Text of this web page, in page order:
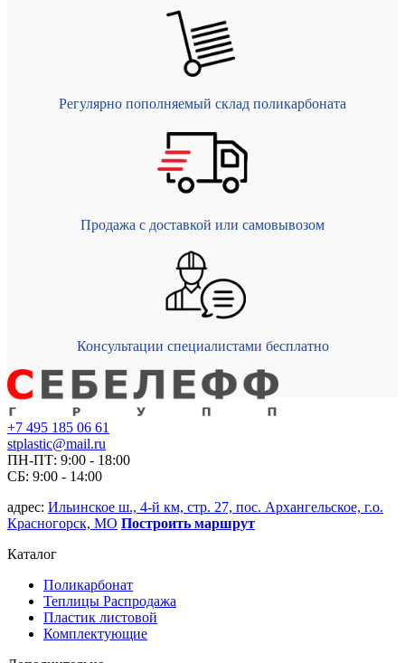
Регулярно пополняемый склад поликарбоната
Продажа с доставкой или самовывозом
Консультации специалистами бесплатно
+7 495 185 06 61
stplastic@mail.ru
ПН-ПТ: 9:00 - 18:00
СБ: 9:00 - 14:00
адрес: Ильинское ш., 4-й км, стр. 27, пос. Архангельское, г.о.
Красногорск, МО Построить маршрут
Каталог
Поликарбонат
Теплицы Распродажа
Пластик листовой
Комплектующие